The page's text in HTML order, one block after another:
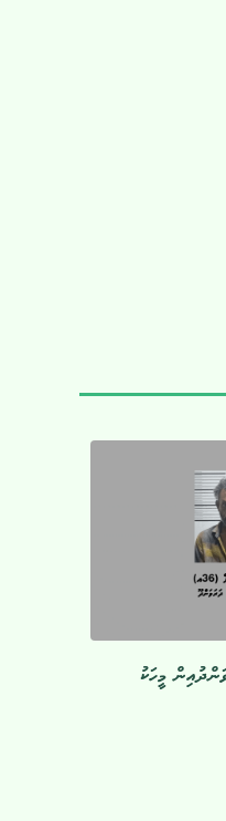
މީހަކު